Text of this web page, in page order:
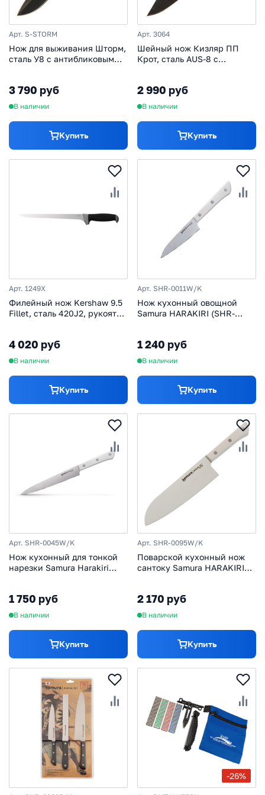
Арт. S-STORM
Нож для выживания Шторм,
сталь У8 с антибликовым
3 790 руб
В наличии
Купить
Арт. 3064
Шейный нож Кизляр ПП
Крот, сталь AUS-8 с
2 990 руб
В наличии
Купить
Арт. 1249X
Филейный нож Kershaw 9.5
Fillet, сталь 420J2, рукоять
4 020 руб
В наличии
Купить
Арт. SHR-0011W/K
Нож кухонный овощной
Samura HARAKIRI (SHR-
1 240 руб
В наличии
Купить
Арт. SHR-0045W/K
Нож кухонный для тонкой
нарезки Samura Harakiri
белый
1 750 руб
В наличии
Купить
Арт. SHR-0095W/K
Поварской кухонный нож
сантоку Samura HARAKIRI
2 170 руб
В наличии
Купить
-26%